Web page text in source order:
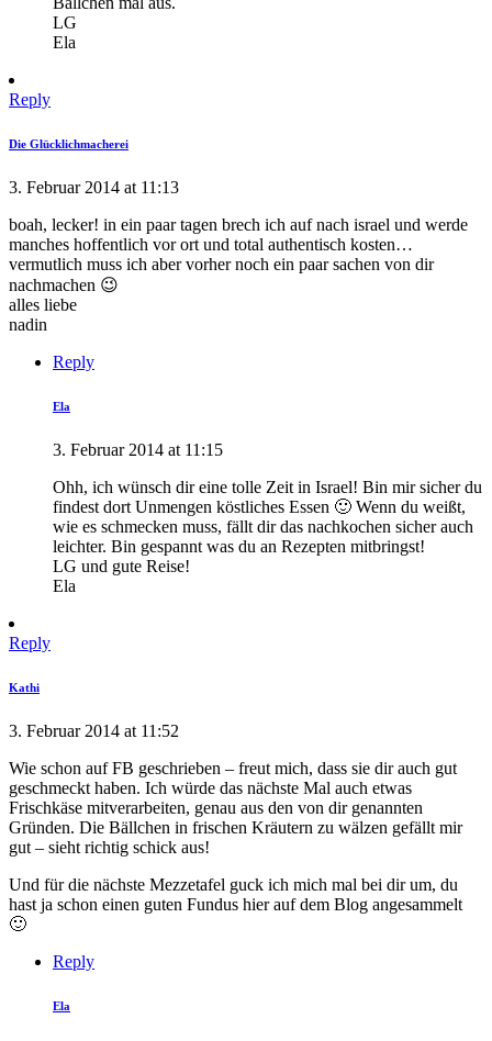
LG
Ela
Reply
Die Glücklichmacherei
3. Februar 2014 at 11:13
boah, lecker! in ein paar tagen brech ich auf nach israel und werde
manches hoffentlich vor ort und total authentisch kosten…
vermutlich muss ich aber vorher noch ein paar sachen von dir
nachmachen 😉
alles liebe
nadin
Reply
Ela
3. Februar 2014 at 11:15
Ohh, ich wünsch dir eine tolle Zeit in Israel! Bin mir sicher du
findest dort Unmengen köstliches Essen 🙂 Wenn du weißt,
wie es schmecken muss, fällt dir das nachkochen sicher auch
leichter. Bin gespannt was du an Rezepten mitbringst!
LG und gute Reise!
Ela
Reply
Kathi
3. Februar 2014 at 11:52
Wie schon auf FB geschrieben – freut mich, dass sie dir auch gut
geschmeckt haben. Ich würde das nächste Mal auch etwas
Frischkäse mitverarbeiten, genau aus den von dir genannten
Gründen. Die Bällchen in frischen Kräutern zu wälzen gefällt mir
gut – sieht richtig schick aus!
Und für die nächste Mezzetafel guck ich mich mal bei dir um, du
hast ja schon einen guten Fundus hier auf dem Blog angesammelt
🙂
Reply
Ela